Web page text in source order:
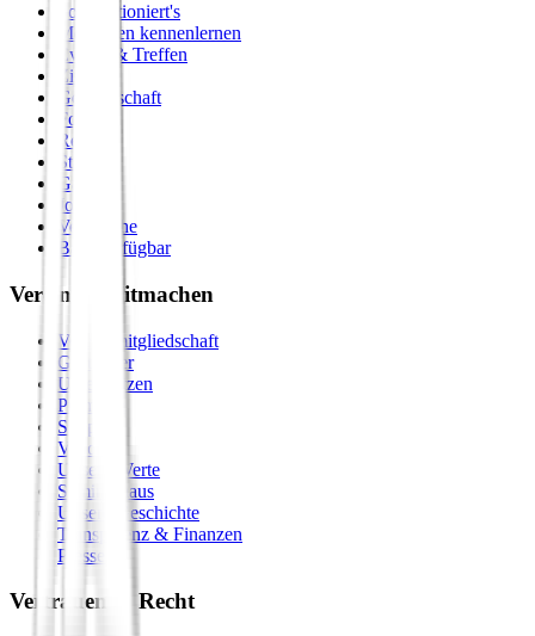
So funktioniert's
Menschen kennenlernen
Events & Treffen
Zirkel
Gemeinschaft
Formate
Retreats
Städte
Galerie
Journal
Vergleiche
Bald verfügbar
Verein & Mitmachen
Vereinsmitgliedschaft
Gastgeber
Unterstützen
Premium
Shop
Vision
Unsere Werte
Seminarhaus
Unsere Geschichte
Transparenz & Finanzen
Presse
Vertrauen & Recht